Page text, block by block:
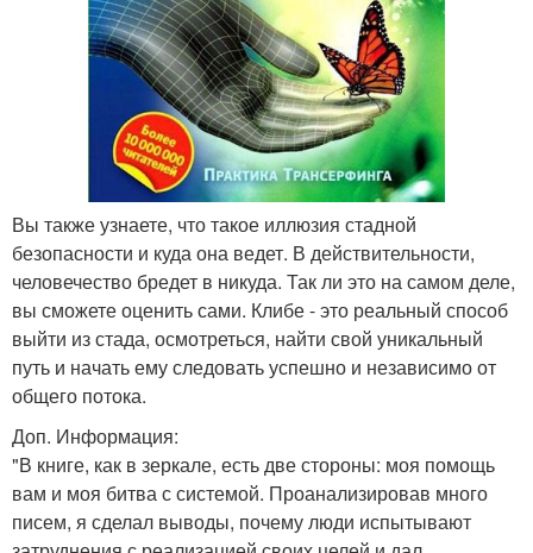
Вы также узнаете, что такое иллюзия стадной
безопасности и куда она ведет. В действительности,
человечество бредет в никуда. Так ли это на самом деле,
вы сможете оценить сами. Клибе - это реальный способ
выйти из стада, осмотреться, найти свой уникальный
путь и начать ему следовать успешно и независимо от
общего потока.
Доп. Информация:
"В книге, как в зеркале, есть две стороны: моя помощь
вам и моя битва с системой. Проанализировав много
писем, я сделал выводы, почему люди испытывают